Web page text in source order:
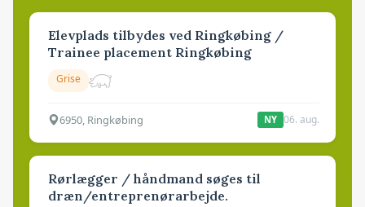
Elevplads tilbydes ved Ringkøbing /
Trainee placement Ringkøbing
Grise
6950, Ringkøbing NY 06. aug.
Rørlægger / håndmand søges til
dræn/entreprenørarbejde.